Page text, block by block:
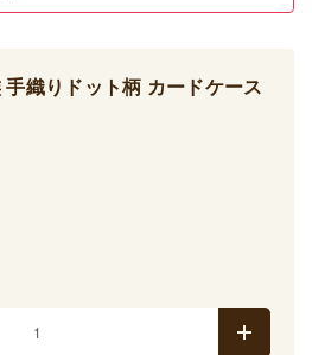
織りドット柄 カードケース